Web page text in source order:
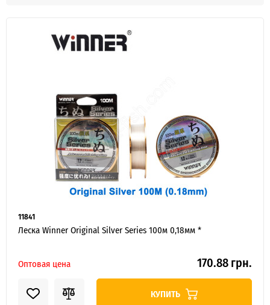
11841
Леска Winner Original Silver Series 100м 0,18мм *
Оптовая цена 170.88 грн.
КУПИТЬ